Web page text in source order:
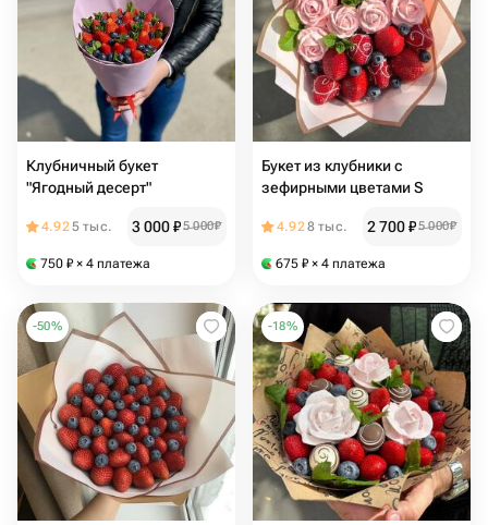
Клубничный букет
"Ягодный десерт"
4.925 тыс. 3 000₽5 000₽
750 ₽ × 4 платежа
Букет из клубники с
зефирными цветами S
4.928 тыс. 2 700₽5 000₽
675 ₽ × 4 платежа
-50% -18%